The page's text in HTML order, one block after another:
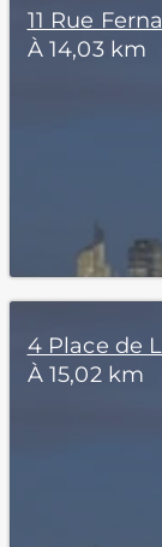
11 Rue
À 14,03 km
4 Place de
À 15,02 km